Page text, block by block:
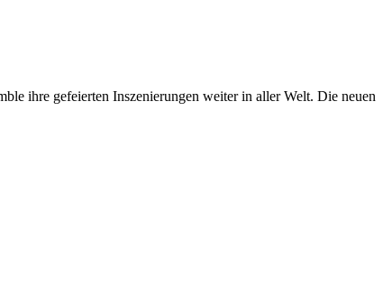
ihre gefeierten Inszenierungen weiter in aller Welt. Die neuen